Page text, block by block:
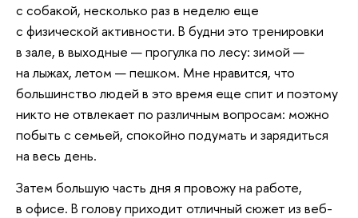
с собакой, несколько раз в неделю еще
с физической активности. В будни это тренировки
в зале, в выходные — прогулка по лесу: зимой —
на лыжах, летом — пешком. Мне нравится, что
большинство людей в это время еще спит и поэтому
никто не отвлекает по различным вопросам: можно
побыть с семьей, спокойно подумать и зарядиться
на весь день.
Затем большую часть дня я провожу на работе,
в офисе. В голову приходит отличный сюжет из веб-